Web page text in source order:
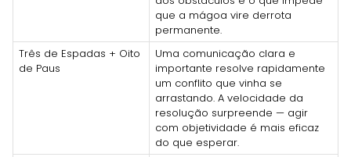
que a mágoa vire derrota
permanente.
Três de Espadas + Oito
de Paus
Uma comunicação clara e
importante resolve rapidamente
um conflito que vinha se
arrastando. A velocidade da
resolução surpreende — agir
com objetividade é mais eficaz
do que esperar.